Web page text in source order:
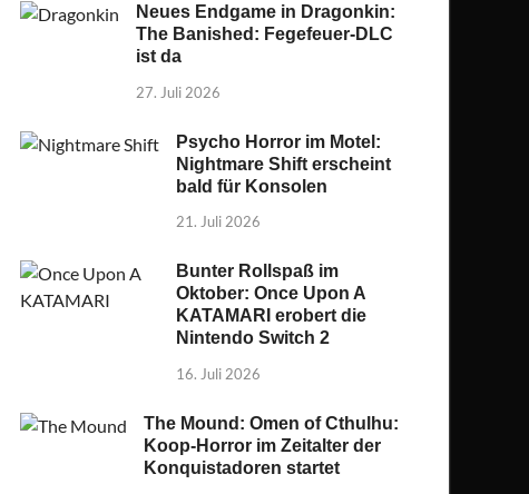
Neues Endgame in Dragonkin:
The Banished: Fegefeuer-DLC
ist da
27. Juli 2026
Psycho Horror im Motel:
Nightmare Shift erscheint
bald für Konsolen
21. Juli 2026
Bunter Rollspaß im
Oktober: Once Upon A
KATAMARI erobert die
Nintendo Switch 2
16. Juli 2026
The Mound: Omen of Cthulhu:
Koop-Horror im Zeitalter der
Konquistadoren startet